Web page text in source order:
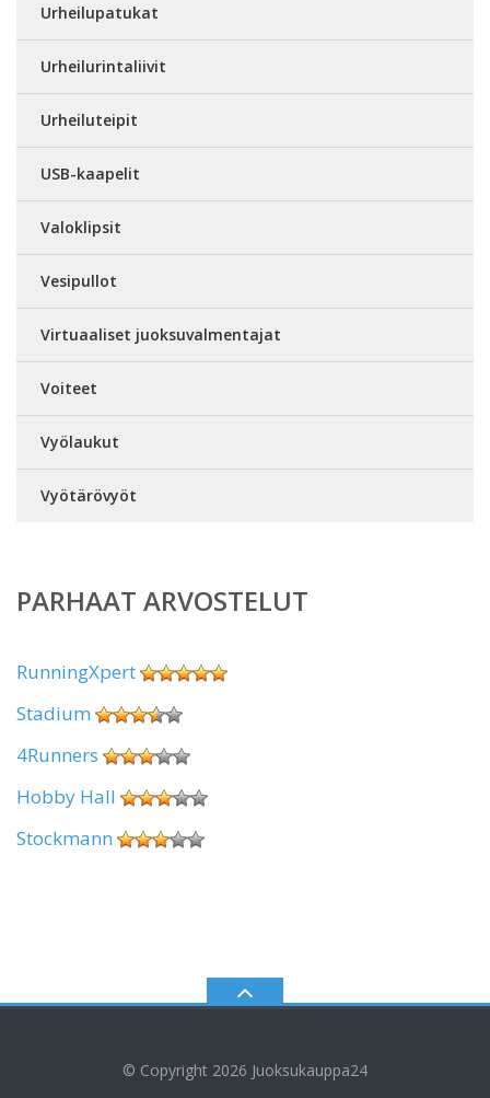
Urheilupatukat
Urheilurintaliivit
Urheiluteipit
USB-kaapelit
Valoklipsit
Vesipullot
Virtuaaliset juoksuvalmentajat
Voiteet
Vyölaukut
Vyötärövyöt
PARHAAT ARVOSTELUT
RunningXpert
Stadium
4Runners
Hobby Hall
Stockmann
© Copyright 2026 Juoksukauppa24